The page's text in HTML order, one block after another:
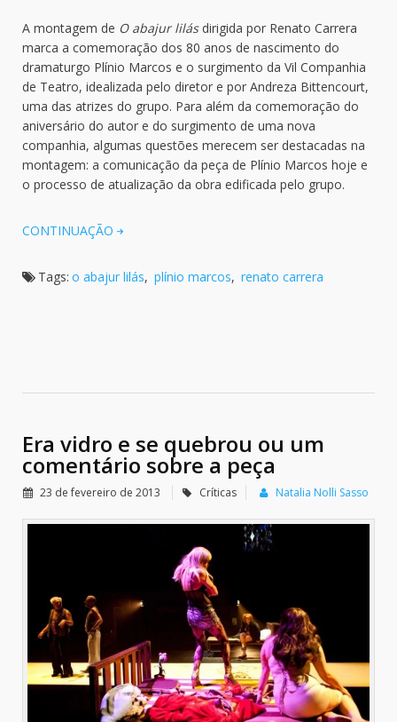
A montagem de O abajur lilásdirigida por Renato Carrera
marca a comemoração dos 80 anos de nascimento do
dramaturgo Plínio Marcos e o surgimento da Vil Companhia
de Teatro, idealizada pelo diretor e por Andreza Bittencourt,
uma das atrizes do grupo. Para além da comemoração do
aniversário do autor e do surgimento de uma nova
companhia, algumas questões merecem ser destacadas na
montagem: a comunicação da peça de Plínio Marcos hoje e
o processo de atualização da obra edificada pelo grupo.
CONTINUAÇÃO
Tags: o abajur lilás, plínio marcos, renato carrera
Era vidro e se quebrou ou um
comentário sobre a peça
23 de fevereiro de 2013 Críticas Natalia Nolli Sasso